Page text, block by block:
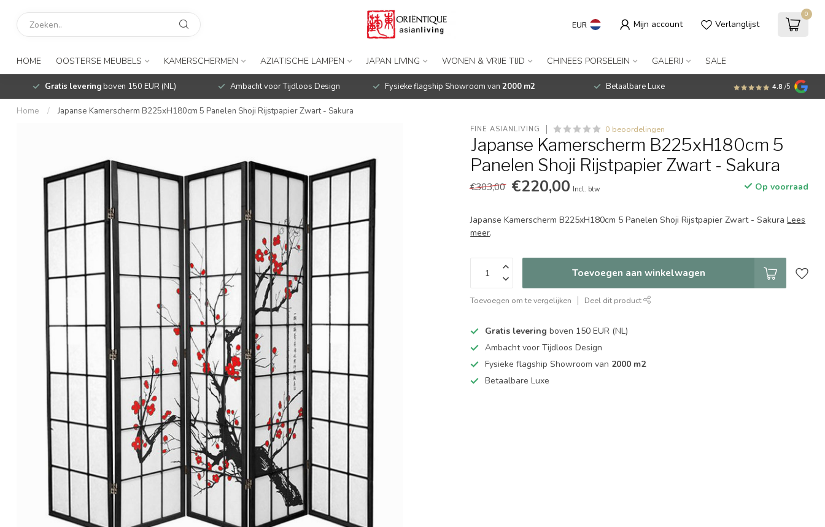
EUR Mijn account Verlanglijst
0
HOME OOSTERSE MEUBELS KAMERSCHERMEN AZIATISCHE LAMPEN JAPAN LIVING WONEN & VRIJE TIJD CHINEES PORSELEIN GALERIJ SALE
Gratis leveringboven 150 EUR (NL) Ambacht voor Tijdloos Design Fysieke flagship Showroom van 2000 m2 Betaalbare Luxe 4.8 /5
Home / Japanse Kamerscherm B225xH180cm 5 Panelen Shoji Rijstpapier Zwart - Sakura
FINE ASIANLIVING 0 beoordelingen
Japanse Kamerscherm B225xH180cm 5
Panelen Shoji Rijstpapier Zwart - Sakura
€303,00 €220,00 Incl. btw Op voorraad
Japanse Kamerscherm B225xH180cm 5 Panelen Shoji Rijstpapier Zwart - SakuraLees
meer.
Toevoegen aan winkelwagen
Toevoegen om te vergelijken Deel dit product
Gratis levering boven 150 EUR (NL)
Ambacht voor Tijdloos Design
Fysieke flagship Showroom van 2000 m2
Betaalbare Luxe